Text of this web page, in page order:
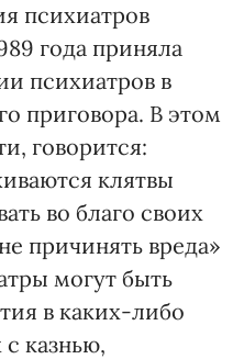
психиатров
года приняла
психиатров в
приговора. В этом
говорится:
клятвы
во благо своих
причинять вреда»
могут быть
в каких-либо
казнью,